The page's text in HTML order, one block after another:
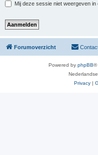
Mij deze sessie niet weergeven
Forumoverzicht
Powered by phpBB®
Privacy |